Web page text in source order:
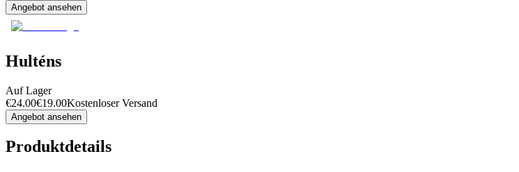
Angebot ansehen
Hulténs
Auf Lager
€24.00€19.00Kostenloser Versand
Angebot ansehen
Produktdetails